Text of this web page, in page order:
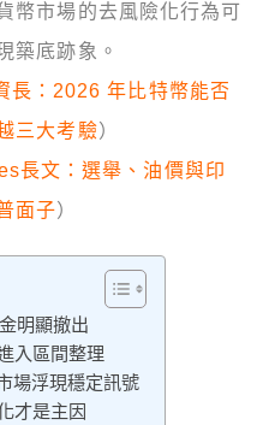
幣市場的去風險化行為可
築底跡象。
長：2026 年比特幣能否
三大考驗）
長文：選舉、油價與印
面子）
明顯撤出
入區間整理
場浮現穩定訊號
才是主因